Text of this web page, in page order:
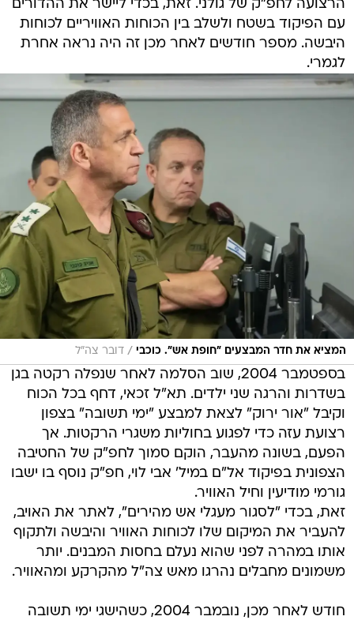
הרצועה לחפ"ק של גולני. זאת, בכדי ליישר את ההדורים
עם הפיקוד בשטח ולשלב בין הכוחות האוויריים לכוחות
היבשה. מספר חודשים לאחר מכן זה היה נראה אחרת
לגמרי.
המציא את חדר המבצעים "חופת אש". כוכבי / דובר צה"ל
בספטמבר 2004, שוב הסלמה לאחר שנפלה רקטה בגן
בשדרות והרגה שני ילדים. תא"ל זכאי, דחף בכל הכוח
וקיבל "אור ירוק" לצאת למבצע "ימי תשובה" בצפון
רצועת עזה כדי לפגוע בחוליות משגרי הרקטות. אך
הפעם, בשונה מהעבר, הוקם סמוך לחפ"ק של החטיבה
הצפונית בפיקוד אל"ם במיל' אבי לוי, חפ"ק נוסף בו ישבו
גורמי מודיעין וחיל האוויר.
זאת, בכדי "לסגור מעגלי אש מהירים", לאתר את האויב,
להעביר את המיקום שלו לכוחות האוויר והיבשה ולתקוף
אותו במהרה לפני שהוא נעלם בחסות המבנים. יותר
משמונים מחבלים נהרגו מאש צה"ל מהקרקע ומהאוויר.
חודש לאחר מכן, נובמבר 2004, כשהישגי ימי תשובה